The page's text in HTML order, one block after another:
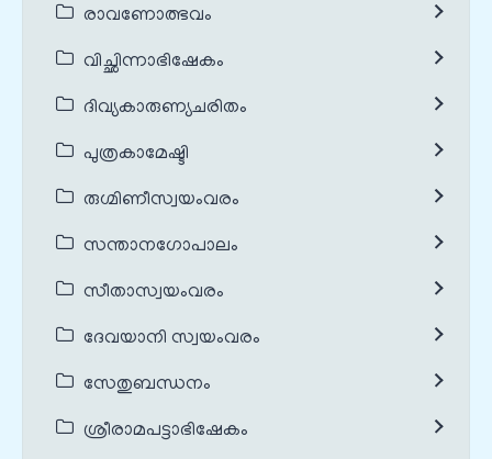
രാവണോത്ഭവം
വിച്ഛിന്നാഭിഷേകം
ദിവ്യകാരുണ്യചരിതം
പുത്രകാമേഷ്ടി
രുഗ്മിണീസ്വയംവരം
സന്താനഗോപാലം
സീതാസ്വയംവരം
ദേവയാനി സ്വയംവരം
സേതുബന്ധനം
ശ്രീരാമപട്ടാഭിഷേകം